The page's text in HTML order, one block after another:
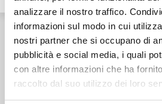
analizzare il nostro traffico.
informazioni sul modo in cui
nostri partner che si occupano di
pubblicità e social media, i quali
con altre informazioni che ha
raccolto dal suo utilizzo dei loro